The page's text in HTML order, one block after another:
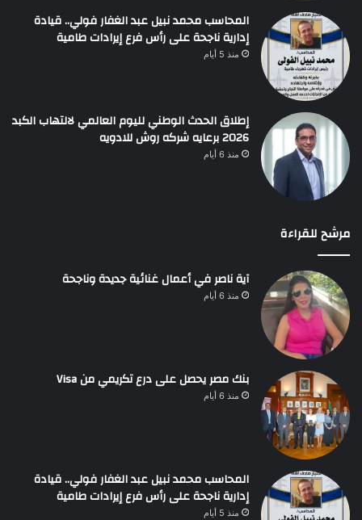
المحاسب محمد نبيل عبد الغفار فولي.. قيادة
إدارية ناجحة على رأس فرع إيرادات طامية
منذ 5 أيام
إطلاق الحدث الوطني لليوم العالمي لالتهاب الكبد
2026 برعايه شركه روش للادويه
منذ 6 أيام
مرشح للقراءة
آية ناصر في أعمال غنائية جديدة وناجحة
منذ 6 أيام
بنك مصر يحصل على درع تكريمي من Visa
منذ 6 أيام
المحاسب محمد نبيل عبد الغفار فولي.. قيادة
إدارية ناجحة على رأس فرع إيرادات طامية
منذ 5 أيام